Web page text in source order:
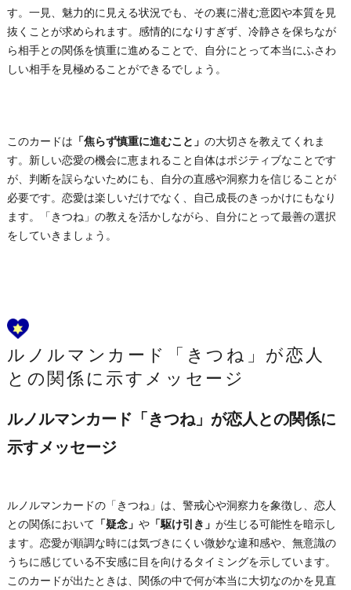
す。一見、魅力的に見える状況でも、その裏に潜む意図や本質を見
抜くことが求められます。感情的になりすぎず、冷静さを保ちなが
ら相手との関係を慎重に進めることで、自分にとって本当にふさわ
しい相手を見極めることができるでしょう。
このカードは 「焦らず慎重に進むこと」 の大切さを教えてくれま
す。新しい恋愛の機会に恵まれること自体はポジティブなことです
が、判断を誤らないためにも、自分の直感や洞察力を信じることが
必要です。恋愛は楽しいだけでなく、自己成長のきっかけにもなり
ます。「きつね」の教えを活かしながら、自分にとって最善の選択
をしていきましょう。
ルノルマンカード「きつね」が恋人
との関係に示すメッセージ
ルノルマンカード「きつね」が恋人との関係に
示すメッセージ
ルノルマンカードの「きつね」は、警戒心や洞察力を象徴し、恋人
との関係において 「疑念」 や「駆け引き」 が生じる可能性を暗示し
ます。恋愛が順調な時には気づきにくい微妙な違和感や、無意識の
うちに感じている不安感に目を向けるタイミングを示しています。
このカードが出たときは、関係の中で何が本当に大切なのかを見直